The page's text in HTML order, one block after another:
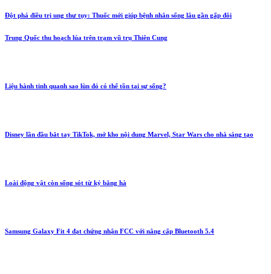
Đột phá điều trị ung thư tụy: Thuốc mới giúp bệnh nhân sống lâu gần gấp đôi
Trung Quốc thu hoạch lúa trên trạm vũ trụ Thiên Cung
Liệu hành tinh quanh sao lùn đỏ có thể tồn tại sự sống?
Disney lần đầu bắt tay TikTok, mở kho nội dung Marvel, Star Wars cho nhà sáng tạo
Loài động vật còn sống sót từ kỷ băng hà
Samsung Galaxy Fit 4 đạt chứng nhận FCC với nâng cấp Bluetooth 5.4